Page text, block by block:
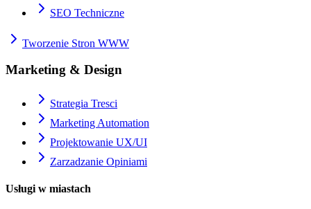
SEO Techniczne
Tworzenie Stron WWW
Marketing & Design
Strategia Tresci
Marketing Automation
Projektowanie UX/UI
Zarzadzanie Opiniami
Usługi w miastach